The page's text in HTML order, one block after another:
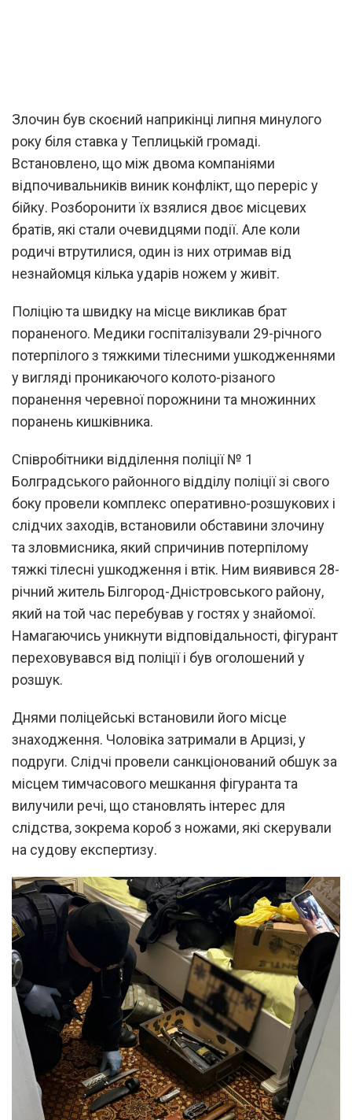
Злочин був скоєний наприкінці липня минулого
року біля ставка у Теплицькій громаді.
Встановлено, що між двома компаніями
відпочивальників виник конфлікт, що переріс у
бійку. Розборонити їх взялися двоє місцевих
братів, які стали очевидцями події. Але коли
родичі втрутилися, один із них отримав від
незнайомця кілька ударів ножем у живіт.
Поліцію та швидку на місце викликав брат
пораненого. Медики госпіталізували 29-річного
потерпілого з тяжкими тілесними ушкодженнями
у вигляді проникаючого колото-різаного
поранення черевної порожнини та множинних
поранень кишківника.
Співробітники відділення поліції № 1
Болградського районного відділу поліції зі свого
боку провели комплекс оперативно-розшукових і
слідчих заходів, встановили обставини злочину
та зловмисника, який спричинив потерпілому
тяжкі тілесні ушкодження і втік. Ним виявився 28-
річний житель Білгород-Дністровського району,
який на той час перебував у гостях у знайомої.
Намагаючись уникнути відповідальності, фігурант
переховувався від поліції і був оголошений у
розшук.
Днями поліцейські встановили його місце
знаходження. Чоловіка затримали в Арцизі, у
подруги. Слідчі провели санкціонований обшук за
місцем тимчасового мешкання фігуранта та
вилучили речі, що становлять інтерес для
слідства, зокрема короб з ножами, які скерували
на судову експертизу.